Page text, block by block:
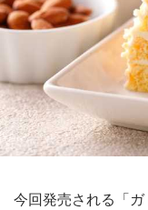
今回発売される「ガ